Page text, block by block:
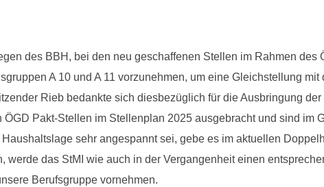
des BBH, bei den neu geschaffenen Stellen im Rahmen des
A 10 und A 11 vorzunehmen, um eine Gleichstellung mit
Rieb bedankte sich diesbezüglich für die Ausbringung
Pakt-Stellen im Stellenplan 2025 ausgebracht und sind im
sehr angespannt sei, gebe es im aktuellen
das StMI wie auch in der Vergangenheit einen
Berufsgruppe vornehmen.